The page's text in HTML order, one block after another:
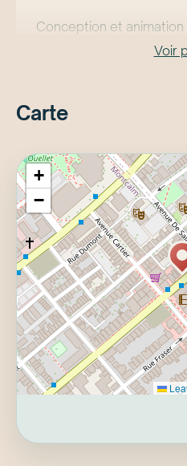
Conception et
Quiz au deux semaines,
- 13 et 27 septembre
IMPORTANT:
-réservation fortement
place ou par téléphone
Libro). Merci de vous
avant le début du quiz
- Il est demandé
Les places vacantes
passé cette heure.
-Consommation
À bientôt!
Voir
Carte
+
−